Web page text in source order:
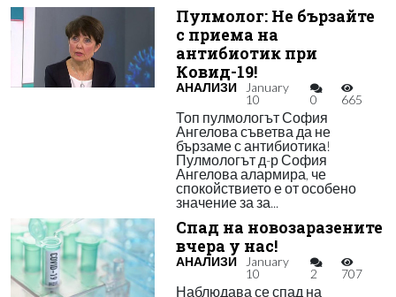
Пулмолог: Не бързайте
с приема на
антибиотик при
Ковид-19!
АНАЛИЗИ
January
10
0 665
Топ пулмологът София
Ангелова съветва да не
бързаме с антибиотика!
Пулмологът д-р София
Ангелова алармира, че
спокойствието е от особено
значение за за...
Спад на новозаразените
вчера у нас!
АНАЛИЗИ
January
10
2 707
Наблюдава се спад на